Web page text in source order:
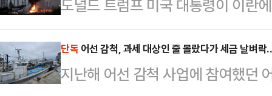
뜻)으로 보고 출마를 독려하는 분
정성국 국민의힘 의원은 지…
내기라고 비판했고, 국민의힘은 직
스트에 포함한 건 물타기용이라고
개최 5일 전까지 증인·참고인에게
는 김 후보자 인사청문회 첫날인
도널드 트럼프 미국 대통령이 이란
17일(현지시간) 이란 수도 테헤란
라엘은 테헤란을 포함한 주요 핵시
고 이란도 이에 맞서 극초음속 미사
단독 어선 감척, 과세 대상인 줄 몰랐다가 세금 날벼
지난해 어선 감척 사업에 참여했던